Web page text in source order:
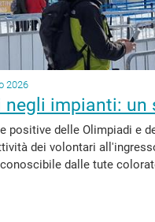
2026
negli impianti: un
positive delle Olimpiadi e
dei volontari
dalle tute